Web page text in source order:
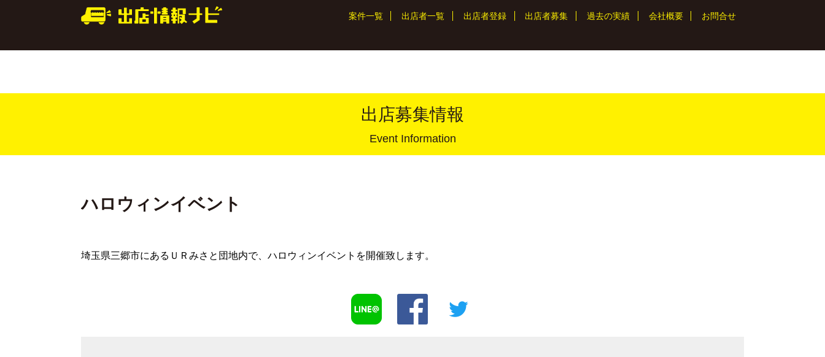
案件一覧 出店者一覧 出店者登録 出店者募集 過去の実績 会社概要 お問合せ
出店募集情報
Event Information
ハロウィンイベント
埼玉県三郷市にあるＵＲみさと団地内で、ハロウィンイベントを開催致します。